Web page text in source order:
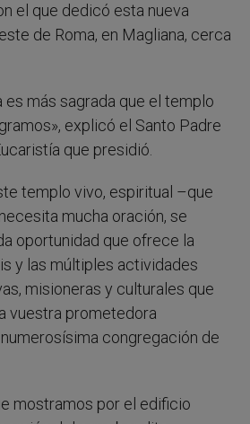
el que dedicó esta nueva
de Roma, en Magliana, cerca
es más sagrada que el templo
explicó el Santo Padre
que presidió.
templo vivo, espiritual –que
mucha oración, se
oportunidad que ofrece la
y las múltiples actividades
misioneras y culturales que
vuestra prometedora
congregación de
mostramos por el edificio